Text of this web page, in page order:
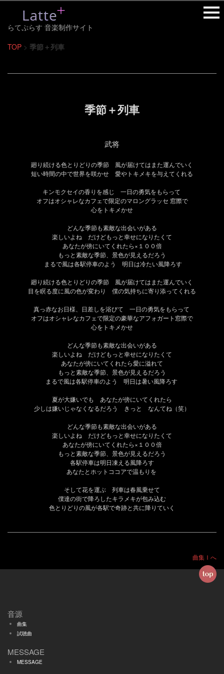
らてぷらす 音楽制作サイト
TOP > 季節＋列車
季節＋列車
武将
廻り続ける色とりどりの季節 風が届けてはまた運んでいく
短い時間の中で世界を咲かせ 愛やトキメキを与えてくれる
キンモクセイの香りを感じ 一日の勇気をもらって
オフはオシャレなカフェで限定のマロングラッセ 窓際で
心をトキメかせ
どんな季節も素敵な出会いがある
楽しいよね だけどもっと幸せになりたくて
あなたが傍にいてくれたら×１００倍
もっと素敵な季節、景色が見えるだろう
まるで風は各駅停車のよう 明日は冷たい風降ろす
廻り続ける色とりどりの季節 風が届けてはまた運んでいく
目を瞑る度に風の色が変わり 僕の気持ちに寄り添ってくれる
真っ赤なお日様、日差しを浴びて 一日の勇気をもらって
オフはオシャレなカフェで限定の豪華なアフォガート窓際で
心をトキメかせ
どんな季節も素敵な出会いがある
楽しいよね だけどもっと幸せになりたくて
あなたが傍にいてくれたら愛に溢れて
もっと素敵な季節、景色が見えるだろう
まるで風は各駅停車のよう 明日は暑い風降ろす
夏が大嫌いでも あなたが傍にいてくれたら
少しは嫌いじゃなくなるだろう きっと なんてね（笑）
どんな季節も素敵な出会いがある
楽しいよね だけどもっと幸せになりたくて
あなたが傍にいてくれたら×１００倍
もっと素敵な季節、景色が見えるだろう
各駅停車は明日凍える風降ろす
あなたとホットココアで温もりを
そして花を運ぶ 列車は春風乗せて
僕達の街で降ろしたキラメキが包み込む
色とりどりの風が各駅で奇跡と共に降りていく
曲集Ⅰへ
音源
曲集
試聴曲
MESSAGE
MESSAGE